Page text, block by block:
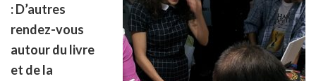
:D’autres
rendez-vous
autour du livre
et de la